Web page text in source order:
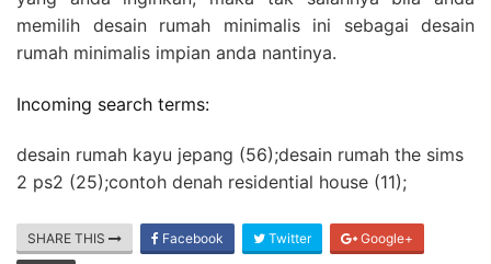
memilih desain rumah minimalis ini sebagai desain
rumah minimalis impian anda nantinya.
Incoming search terms:
desain rumah kayu jepang (56);desain rumah the sims
2 ps2 (25);contoh denah residential house (11);
SHARE THIS Facebook Twitter Google+